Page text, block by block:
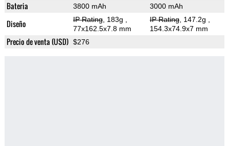
Bateria 3800 mAh 3000 mAh
Diseño IP Rating, 183g
77x162.5x7.8 mm
IP Rating, 147.2g
154.3x74.9x7 mm
Precio de venta (USD) $276